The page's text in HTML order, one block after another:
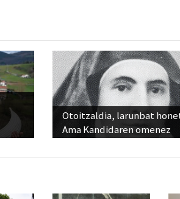
Otoitzaldia, larunbat
Ama Kandidaren omenez